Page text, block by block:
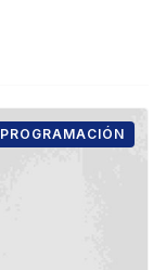
PROGRAMACIÓN